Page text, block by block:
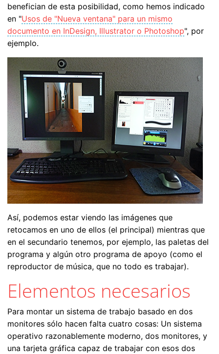
benefician de esta posibilidad, como hemos indicado
en "Usos de "Nueva ventana" para un mismo
documento en InDesign, Illustrator o Photoshop", por
ejemplo.
Así, podemos estar viendo las imágenes que
retocamos en uno de ellos (el principal) mientras que
en el secundario tenemos, por ejemplo, las paletas del
programa y algún otro programa de apoyo (como el
reproductor de música, que no todo es trabajar).
Elementos necesarios
Para montar un sistema de trabajo basado en dos
monitores sólo hacen falta cuatro cosas: Un sistema
operativo razonablemente moderno, dos monitores, y
una tarjeta gráfica capaz de trabajar con esos dos